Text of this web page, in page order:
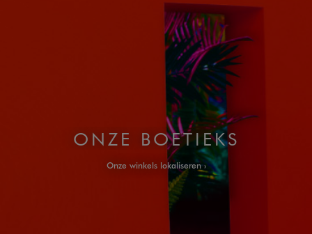
ONZE BOETIEKS
Onze winkels lokaliseren